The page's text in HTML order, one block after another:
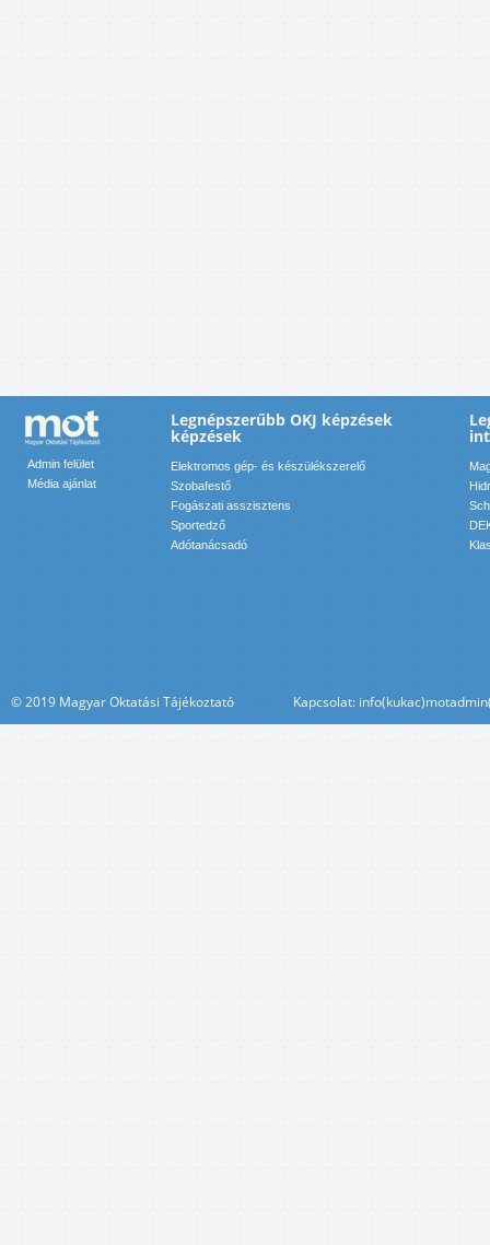
Admin felület
Média ajánlat
Legnépszerűbb OKJ képzések
képzések
Elektromos gép- és készülékszerelő
Szobafestő
Fogászati asszisztens
Sportedző
Adótanácsadó
© 2019 Magyar Oktatási Tájékoztató Kapcsolat: